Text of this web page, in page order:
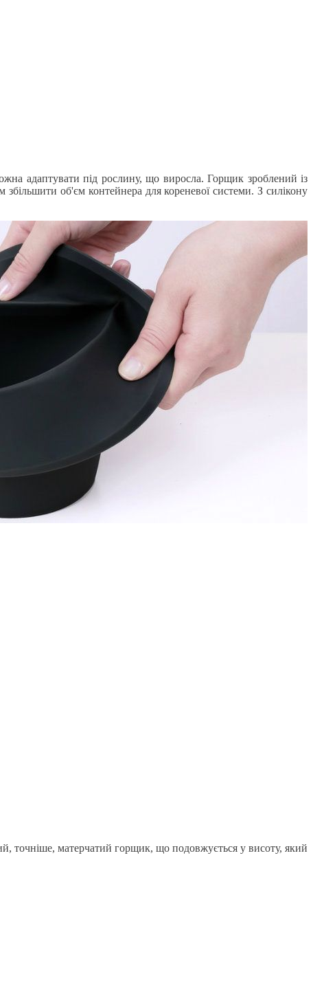
адаптувати під рослину, що виросла. Горщик зроблений із
об'єм контейнера для кореневої системи. З силікону
точніше, матерчатий горщик, що подовжується у висоту, який